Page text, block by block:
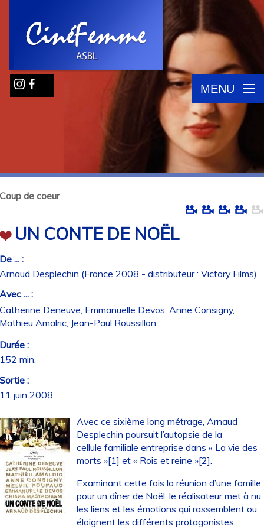
MENU
de coeur
UN CONTE DE NOËL
... :
Desplechin (France 2008 - distributeur : Victory Films)
... :
Deneuve, Emmanuelle Devos, Anne Consigny,
Amalric, Jean-Paul Roussillon
:
min.
:
juin 2008
Avec ce sixième long métrage, Arnaud
Desplechin poursuit l’autopsie de la
cellule familiale entreprise dans « La vie des
morts »[1] et « Rois et reine »[2].
Examinant cette fois la réunion d’une famille
pour un dîner de Noël, le réalisateur met à nu
les liens et les émotions qui rassemblent ou
éloignent les différents protagonistes.